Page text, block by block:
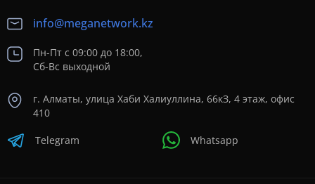
info@meganetwork.kz
Пн-Пт с 09:00 до 18:00,
Сб-Вс выходной
г. Алматы, улица Хаби Халиуллина, 66кЗ, 4 этаж, офис
410
Telegram Whatsapp